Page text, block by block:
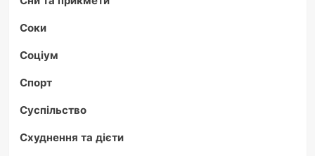
Соки
Соціум
Спорт
Суспільство
Схуднення та дієти